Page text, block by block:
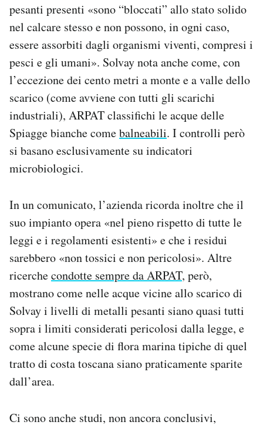
pesanti presenti «sono “bloccati” allo stato solido
nel calcare stesso e non possono, in ogni caso,
essere assorbiti dagli organismi viventi, compresi i
pesci e gli umani». Solvay nota anche come, con
l’eccezione dei cento metri a monte e a valle dello
scarico (come avviene con tutti gli scarichi
industriali), ARPAT classifichi le acque delle
Spiagge bianche comebalneabili. I controlli però
si basano esclusivamente su indicatori
microbiologici.
In un comunicato, l’azienda ricorda inoltre che il
suo impianto opera «nel pieno rispetto di tutte le
leggi e i regolamenti esistenti» e che i residui
sarebbero «non tossici e non pericolosi». Altre
ricerchecondotte sempre da ARPAT, però,
mostrano come nelle acque vicine allo scarico di
Solvay i livelli di metalli pesanti siano quasi tutti
sopra i limiti considerati pericolosi dalla legge, e
come alcune specie di flora marina tipiche di quel
tratto di costa toscana siano praticamente sparite
dall’area.
Ci sono anche studi, non ancora conclusivi,